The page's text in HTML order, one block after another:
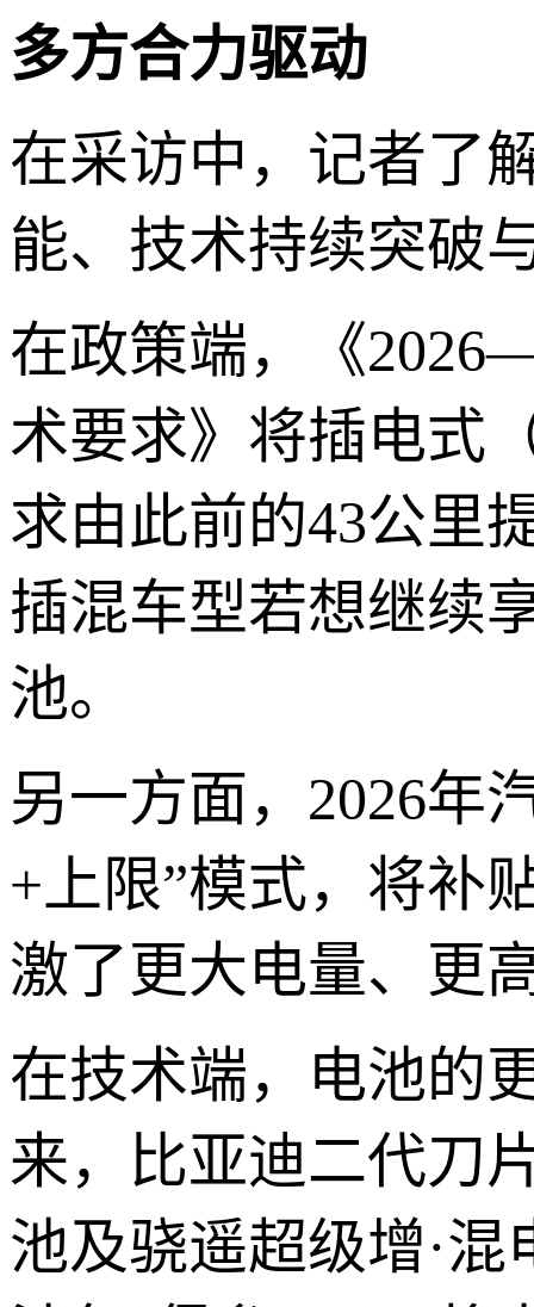
多方合力驱动
在采访中，记者了
能、技术持续突破
在政策端，《
术要求》将插电式
求由此前的43公里
插混车型若想继续
池。
另一方面，2026年
+上限”模式，将补
激了更大电量、更
在技术端，电池的
来，比亚迪二代刀
池及骁遥超级增·